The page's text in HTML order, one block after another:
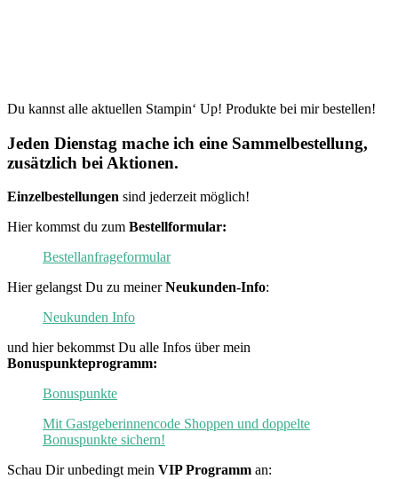
Du kannst alle aktuellen Stampin‘ Up! Produkte bei mir bestellen!
Jeden Dienstag mache ich eine Sammelbestellung,
zusätzlich bei Aktionen.
Einzelbestellungen sind jederzeit möglich!
Hier kommst du zum Bestellformular:
Bestellanfrageformular
Hier gelangst Du zu meinerNeukunden-Info:
Neukunden Info
und hier bekommst Du alle Infos über mein
Bonuspunkteprogramm:
Bonuspunkte
Mit Gastgeberinnencode Shoppen und doppelte
Bonuspunkte sichern!
Schau Dir unbedingt mein VIP Programm an: